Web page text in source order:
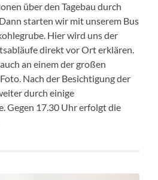
über den Tagebau durch
starten wir mit unserem Bus
Hier wird uns der
direkt vor Ort erklären.
an einem der großen
Nach der Besichtigung der
durch einige
Gegen 17.30 Uhr erfolgt die